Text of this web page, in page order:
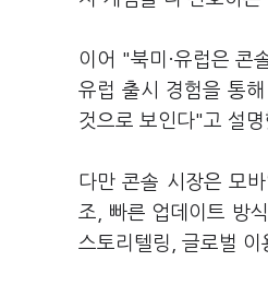
이어 "북미·유럽은 콘
유럽 출시 경험을 통
것으로 보인다"고 설명
다만 콘솔 시장은 모
조, 빠른 업데이트 방
스토리텔링, 글로벌 이